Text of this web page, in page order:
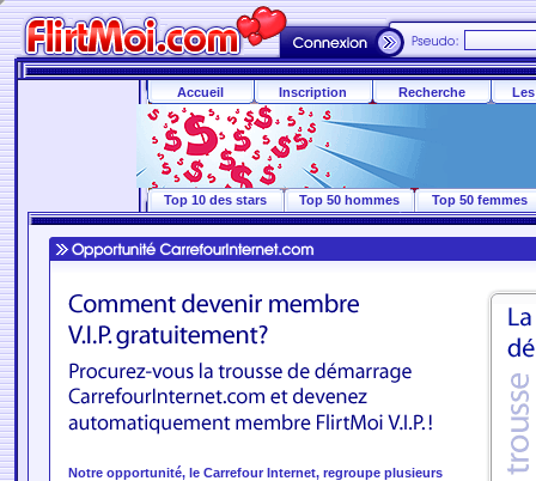
Accueil Inscription Recherche
Top 10 des stars Top 50 hommes Top 50 femmes
Notre opportunité, le Carrefour Internet, regroupe plusieurs